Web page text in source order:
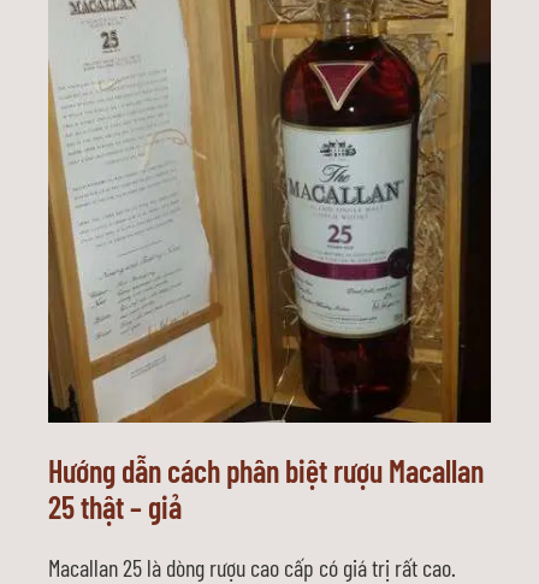
Hướng dẫn cách phân biệt rượu Macallan
25 thật – giả
Macallan 25 là dòng rượu cao cấp có giá trị rất cao.